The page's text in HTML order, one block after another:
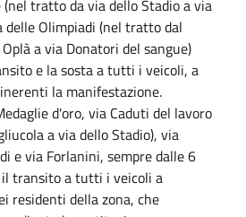
tratto da via dello Stadio a via
delle Olimpiadi (nel tratto dal
a via Donatori del sangue)
e la sosta a tutti i veicoli, a
la manifestazione.
d'oro, via Caduti del lavoro
a via dello Stadio), via
e via Forlanini, sempre dalle 6
transito a tutti i veicoli a
residenti della zona, che